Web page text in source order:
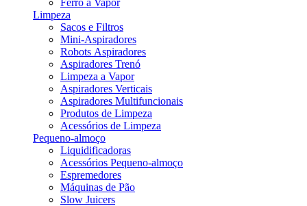
Ferro a Vapor
Limpeza
Sacos e Filtros
Mini-Aspiradores
Robots Aspiradores
Aspiradores Trenó
Limpeza a Vapor
Aspiradores Verticais
Aspiradores Multifuncionais
Produtos de Limpeza
Acessórios de Limpeza
Pequeno-almoço
Liquidificadoras
Acessórios Pequeno-almoço
Espremedores
Máquinas de Pão
Slow Juicers